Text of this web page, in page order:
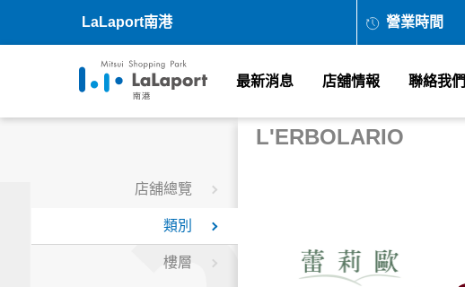
LaLaport南港 營業時間
最新消息 店舖情報 聯絡我們
店舖總覽
類別
樓層
L'ERBOLARIO